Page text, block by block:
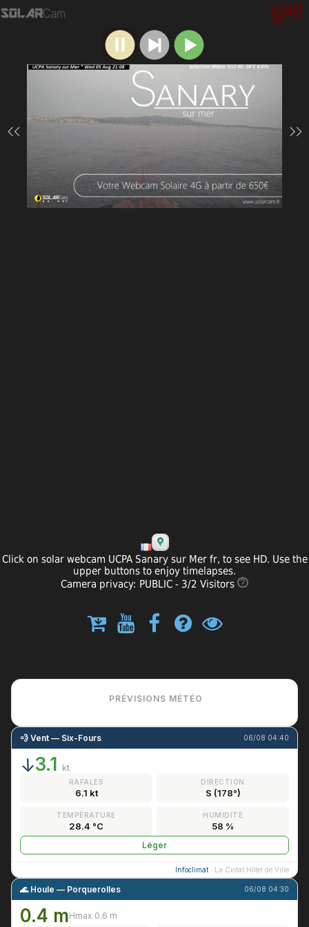
Click on solar webcam UCPA Sanary sur Mer fr, to see HD. Use the
upper buttons to enjoy timelapses.
Camera privacy: PUBLIC - 3/2 Visitors
PRÉVISIONS MÉTÉO
💨 Vent — Six-Fours 06/08 04:40
↑3.1 kt
RAFALES
6.1 kt
DIRECTION
S (178°)
TEMPÉRATURE
28.4 °C
HUMIDITÉ
58 %
Léger
Infoclimat · La Ciotat Hôtel de Ville
🌊 Houle — Porquerolles 06/08 04:30
0.4 mHmax 0.6 m